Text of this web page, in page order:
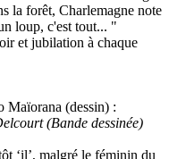
la forêt, Charlemagne note
loup, c'est tout... "
et jubilation à chaque
Maïorana (dessin) :
(Bande dessinée)
‘il’, malgré le féminin du